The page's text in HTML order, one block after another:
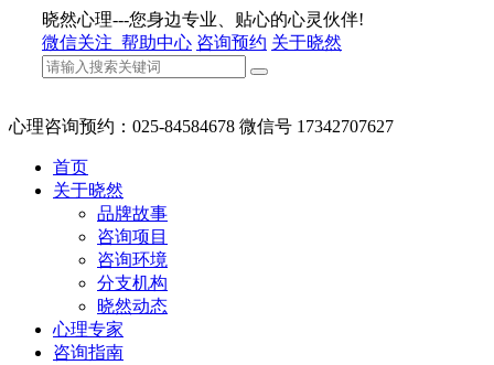
晓然心理---您身边专业、贴心的心灵伙伴!
微信关注 帮助中心 咨询预约 关于晓然
心理咨询预约：025-84584678 微信号 17342707627
首页
关于晓然
品牌故事
咨询项目
咨询环境
分支机构
晓然动态
心理专家
咨询指南